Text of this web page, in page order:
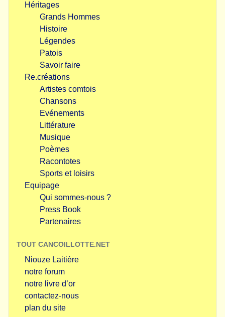
Héritages
Grands Hommes
Histoire
Légendes
Patois
Savoir faire
Re.créations
Artistes comtois
Chansons
Evénements
Littérature
Musique
Poèmes
Racontotes
Sports et loisirs
Equipage
Qui sommes-nous ?
Press Book
Partenaires
TOUT CANCOILLOTTE.NET
Niouze Laitière
notre forum
notre livre d’or
contactez-nous
plan du site